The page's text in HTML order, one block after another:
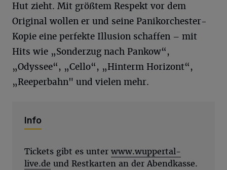
Hut zieht. Mit größtem Respekt vor dem
Original wollen er und seine Panikorchester-
Kopie eine perfekte Illusion schaffen – mit
Hits wie „Sonderzug nach Pankow“,
„Odyssee“, „Cello“, „Hinterm Horizont“,
„Reeperbahn" und vielen mehr.
Info
Tickets gibt es unter www.wuppertal-
live.de und Restkarten an der Abendkasse.